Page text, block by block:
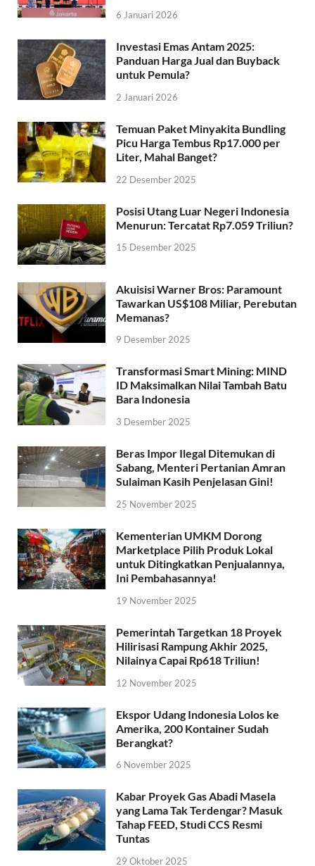
6 Januari 2026
Investasi Emas Antam 2025:
Panduan Harga Jual dan Buyback
untuk Pemula?
2 Januari 2026
Temuan Paket Minyakita Bundling
Picu Harga Tembus Rp17.000 per
Liter, Mahal Banget?
22 Desember 2025
Posisi Utang Luar Negeri Indonesia
Menurun: Tercatat Rp7.059 Triliun?
15 Desember 2025
Akuisisi Warner Bros: Paramount
Tawarkan US$108 Miliar, Perebutan
Memanas?
9 Desember 2025
Transformasi Smart Mining: MIND
ID Maksimalkan Nilai Tambah Batu
Bara Indonesia
3 Desember 2025
Beras Impor Ilegal Ditemukan di
Sabang, Menteri Pertanian Amran
Sulaiman Kasih Penjelasan Gini!
25 November 2025
Kementerian UMKM Dorong
Marketplace Pilih Produk Lokal
untuk Ditingkatkan Penjualannya,
Ini Pembahasannya!
19 November 2025
Pemerintah Targetkan 18 Proyek
Hilirisasi Rampung Akhir 2025,
Nilainya Capai Rp618 Triliun!
12 November 2025
Ekspor Udang Indonesia Lolos ke
Amerika, 200 Kontainer Sudah
Berangkat?
6 November 2025
Kabar Proyek Gas Abadi Masela
yang Lama Tak Terdengar? Masuk
Tahap FEED, Studi CCS Resmi
Tuntas
29 Oktober 2025